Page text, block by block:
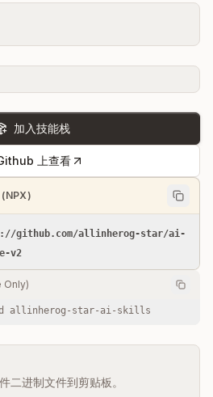
加入技能栈
上查看
(NPX)
github.com/allinherog-star/ai-
v2
Only)
allinherog-star-ai-skills
二进制文件到剪贴板。